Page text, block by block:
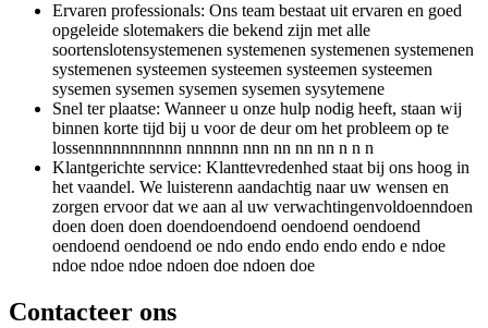
Ervaren professionals: Ons team bestaat uit ervaren en goed
opgeleide slotemakers die bekend zijn met alle
soortenslotensystemenen systemenen systemenen systemenen
systemenen systeemen systeemen systeemen systeemen
sysemen sysemen sysemen sysemen sysytemene
Snel ter plaatse: Wanneer u onze hulp nodig heeft, staan wij
binnen korte tijd bij u voor de deur om het probleem op te
lossennnnnnnnnnn nnnnnn nnn nn nn nn n n n
Klantgerichte service: Klanttevredenhed staat bij ons hoog in
het vaandel. We luisterenn aandachtig naar uw wensen en
zorgen ervoor dat we aan al uw verwachtingenvoldoenndoen
doen doen doen doendoendoend oendoend oendoend
oendoend oendoend oe ndo endo endo endo endo e ndoe
ndoe ndoe ndoe ndoen doe ndoen doe
Contacteer ons